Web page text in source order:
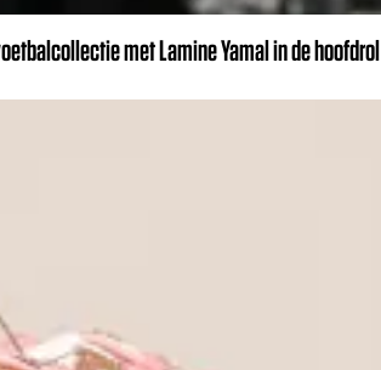
met Lamine Yamal in de hoofdrol